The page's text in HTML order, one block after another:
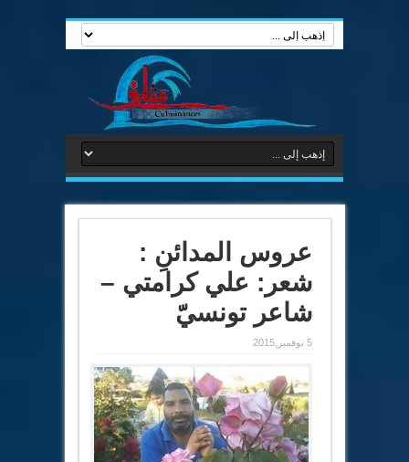
عروس المدائنِ :
شعر: علي كرامتي –
شاعر تونسيّ
5 نوفمبر,2015